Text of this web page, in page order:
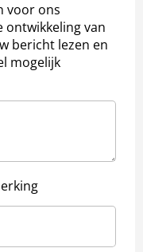
voor ons
ontwikkeling van
bericht lezen en
mogelijk